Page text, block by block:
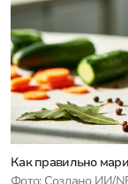
Как правильно